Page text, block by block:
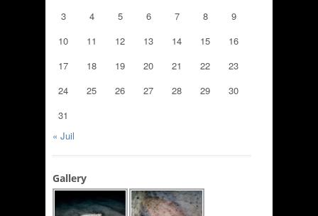
3
4 5 6 7 8
9
10
11 12 13 14 15
16
17
18 19 20 21 22
23
24
25 26 27 28 29
30
31
« Juil
Gallery